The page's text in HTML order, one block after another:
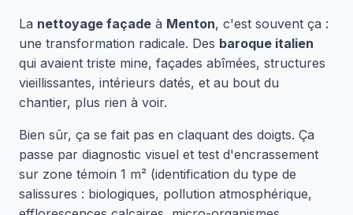
La nettoyage façade à Menton, c'est souvent ça :
une transformation radicale. Des baroque italien
qui avaient triste mine, façades abîmées, structures
vieillissantes, intérieurs datés, et au bout du
chantier, plus rien à voir.
Bien sûr, ça se fait pas en claquant des doigts. Ça
passe par diagnostic visuel et test d'encrassement
sur zone témoin 1 m² (identification du type de
salissures : biologiques, pollution atmosphérique,